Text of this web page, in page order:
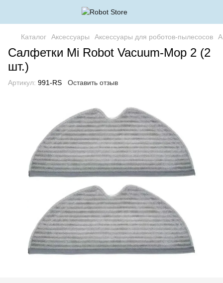
Каталог Аксессуары Аксессуары для роботов-пылесосов
Салфетки Mi Robot Vacuum-Mop 2 (2
шт.)
Артикул: 991-RS Оставить отзыв